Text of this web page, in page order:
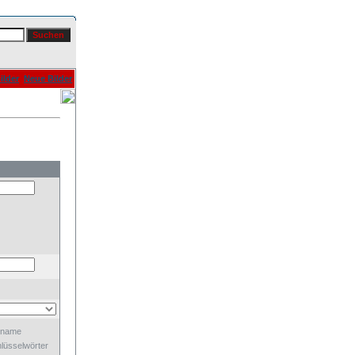
Neue Bilder